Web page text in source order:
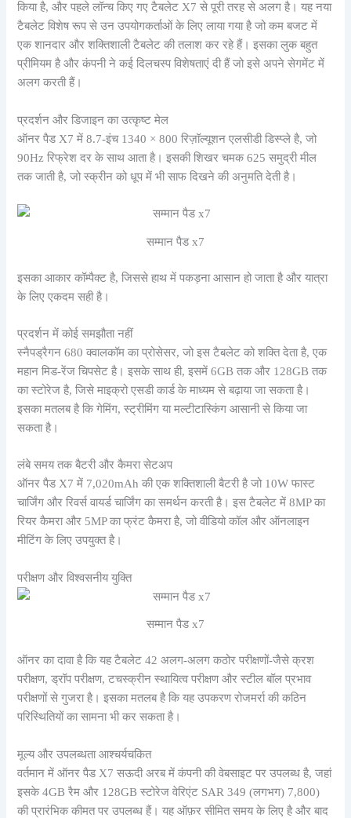
किया है, और पहले लॉन्च किए गए टैबलेट X7 से पूरी तरह से अलग है। यह नया
टैबलेट विशेष रूप से उन उपयोगकर्ताओं के लिए लाया गया है जो कम बजट में
एक शानदार और शक्तिशाली टैबलेट की तलाश कर रहे हैं। इसका लुक बहुत
प्रीमियम है और कंपनी ने कई दिलचस्प विशेषताएं दी हैं जो इसे अपने सेगमेंट में
अलग करती हैं।
प्रदर्शन और डिजाइन का उत्कृष्ट मेल
ऑनर पैड X7 में 8.7-इंच 1340 × 800 रिज़ॉल्यूशन एलसीडी डिस्प्ले है, जो
90Hz रिफ्रेश दर के साथ आता है। इसकी शिखर चमक 625 समुद्री मील
तक जाती है, जो स्क्रीन को धूप में भी साफ दिखने की अनुमति देती है।
सम्मान पैड x7
इसका आकार कॉम्पैक्ट है, जिससे हाथ में पकड़ना आसान हो जाता है और यात्रा
के लिए एकदम सही है।
प्रदर्शन में कोई समझौता नहीं
स्नैपड्रैगन 680 क्वालकॉम का प्रोसेसर, जो इस टैबलेट को शक्ति देता है, एक
महान मिड-रेंज चिपसेट है। इसके साथ ही, इसमें 6GB तक और 128GB तक
का स्टोरेज है, जिसे माइक्रो एसडी कार्ड के माध्यम से बढ़ाया जा सकता है।
इसका मतलब है कि गेमिंग, स्ट्रीमिंग या मल्टीटास्किंग आसानी से किया जा
सकता है।
लंबे समय तक बैटरी और कैमरा सेटअप
ऑनर पैड X7 में 7,020mAh की एक शक्तिशाली बैटरी है जो 10W फास्ट
चार्जिंग और रिवर्स वायर्ड चार्जिंग का समर्थन करती है। इस टैबलेट में 8MP का
रियर कैमरा और 5MP का फ्रंट कैमरा है, जो वीडियो कॉल और ऑनलाइन
मीटिंग के लिए उपयुक्त है।
परीक्षण और विश्वसनीय युक्ति
सम्मान पैड x7
ऑनर का दावा है कि यह टैबलेट 42 अलग-अलग कठोर परीक्षणों-जैसे क्रश
परीक्षण, ड्रॉप परीक्षण, टचस्क्रीन स्थायित्व परीक्षण और स्टील बॉल प्रभाव
परीक्षणों से गुजरा है। इसका मतलब है कि यह उपकरण रोजमर्रा की कठिन
परिस्थितियों का सामना भी कर सकता है।
मूल्य और उपलब्धता आश्चर्यचकित
वर्तमान में ऑनर पैड X7 सऊदी अरब में कंपनी की वेबसाइट पर उपलब्ध है, जहां
इसके 4GB रैम और 128GB स्टोरेज वेरिएंट SAR 349 (लगभग) 7,800)
की प्रारंभिक कीमत पर उपलब्ध हैं। यह ऑफ़र सीमित समय के लिए है और बाद